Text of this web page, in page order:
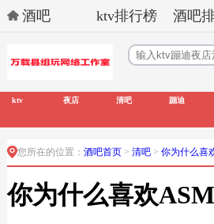
酒吧 ktv排行榜 酒吧
ktv 夜店 清吧 蹦迪
您所在的位置： 酒吧首页> 清吧 > 你为什么喜
你为什么喜欢